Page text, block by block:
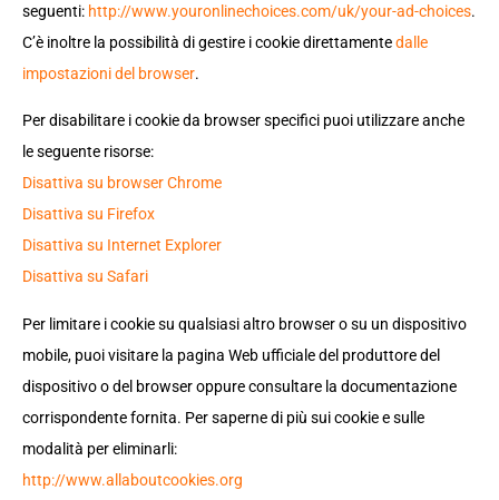
seguenti: http://www.youronlinechoices.com/uk/your-ad-choices.
C’è inoltre la possibilità di gestire i cookie direttamentedalle
impostazioni del browser.
Per disabilitare i cookie da browser specifici puoi utilizzare anche
le seguente risorse:
Disattiva su browser Chrome
Disattiva su Firefox
Disattiva su Internet Explorer
Disattiva su Safari
Per limitare i cookie su qualsiasi altro browser o su un dispositivo
mobile, puoi visitare la pagina Web ufficiale del produttore del
dispositivo o del browser oppure consultare la documentazione
corrispondente fornita. Per saperne di più sui cookie e sulle
modalità per eliminarli:
http://www.allaboutcookies.org